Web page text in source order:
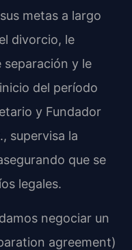
metas a largo
divorcio, le
separación y le
del período
y Fundador
supervisa la
que se
legales.
negociar un
agreement)